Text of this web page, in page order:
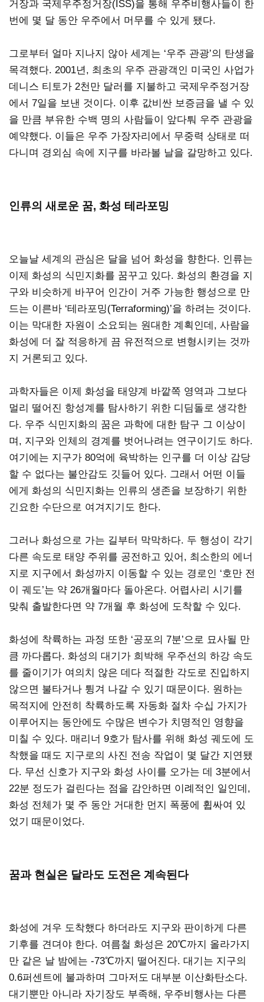
거장과 국제우주정거장(ISS)을 통해 우주비행사들이 한
번에 몇 달 동안 우주에서 머무를 수 있게 됐다.
그로부터 얼마 지나지 않아 세계는 ‘우주 관광’의 탄생을
목격했다. 2001년, 최초의 우주 관광객인 미국인 사업가
데니스 티토가 2천만 달러를 지불하고 국제우주정거장
에서 7일을 보낸 것이다. 이후 값비싼 보증금을 낼 수 있
을 만큼 부유한 수백 명의 사람들이 앞다퉈 우주 관광을
예약했다. 이들은 우주 가장자리에서 무중력 상태로 떠
다니며 경외심 속에 지구를 바라볼 날을 갈망하고 있다.
인류의 새로운 꿈, 화성 테라포밍
오늘날 세계의 관심은 달을 넘어 화성을 향한다. 인류는
이제 화성의 식민지화를 꿈꾸고 있다. 화성의 환경을 지
구와 비슷하게 바꾸어 인간이 거주 가능한 행성으로 만
드는 이른바 ‘테라포밍(Terraforming)’을 하려는 것이다.
이는 막대한 자원이 소요되는 원대한 계획인데, 사람을
화성에 더 잘 적응하게 끔 유전적으로 변형시키는 것까
지 거론되고 있다.
과학자들은 이제 화성을 태양계 바깥쪽 영역과 그보다
멀리 떨어진 항성계를 탐사하기 위한 디딤돌로 생각한
다. 우주 식민지화의 꿈은 과학에 대한 탐구 그 이상이
며, 지구와 인체의 경계를 벗어나려는 연구이기도 하다.
여기에는 지구가 80억에 육박하는 인구를 더 이상 감당
할 수 없다는 불안감도 깃들어 있다. 그래서 어떤 이들
에게 화성의 식민지화는 인류의 생존을 보장하기 위한
긴요한 수단으로 여겨지기도 한다.
그러나 화성으로 가는 길부터 막막하다. 두 행성이 각기
다른 속도로 태양 주위를 공전하고 있어, 최소한의 에너
지로 지구에서 화성까지 이동할 수 있는 경로인 ‘호만 전
이 궤도’는 약 26개월마다 돌아온다. 어렵사리 시기를
맞춰 출발한다면 약 7개월 후 화성에 도착할 수 있다.
화성에 착륙하는 과정 또한 ‘공포의 7분’으로 묘사될 만
큼 까다롭다. 화성의 대기가 희박해 우주선의 하강 속도
를 줄이기가 여의치 않은 데다 적절한 각도로 진입하지
않으면 불타거나 튕겨 나갈 수 있기 때문이다. 원하는
목적지에 안전히 착륙하도록 자동화 절차 수십 가지가
이루어지는 동안에도 수많은 변수가 치명적인 영향을
미칠 수 있다. 매리너 9호가 탐사를 위해 화성 궤도에 도
착했을 때도 지구로의 사진 전송 작업이 몇 달간 지연됐
다. 무선 신호가 지구와 화성 사이를 오가는 데 3분에서
22분 정도가 걸린다는 점을 감안하면 이례적인 일인데,
화성 전체가 몇 주 동안 거대한 먼지 폭풍에 휩싸여 있
었기 때문이었다.
꿈과 현실은 달라도 도전은 계속된다
화성에 겨우 도착했다 하더라도 지구와 판이하게 다른
기후를 견뎌야 한다. 여름철 화성은 20℃까지 올라가지
만 같은 날 밤에는 -73℃까지 떨어진다. 대기는 지구의
0.6퍼센트에 불과하며 그마저도 대부분 이산화탄소다.
대기뿐만 아니라 자기장도 부족해, 우주비행사는 다른